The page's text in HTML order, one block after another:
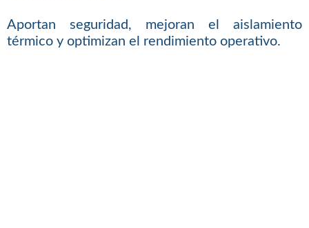
Aportan seguridad, mejoran el aislamiento
térmico y optimizan el rendimiento operativo.